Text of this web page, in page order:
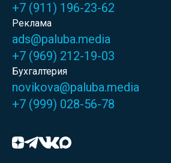
+7 (911) 196-23-62
Реклама
ads@paluba.media
+7 (969) 212-19-03
Бухгалтерия
novikova@paluba.media
+7 (999) 028-56-78